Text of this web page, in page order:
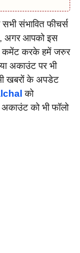
सभी संभावित फीचर्स
अगर आपको इस
कमेंट करके हमें जरुर
अकाउंट पर भी
खबरों के अपडेट
को
को भी फॉलो